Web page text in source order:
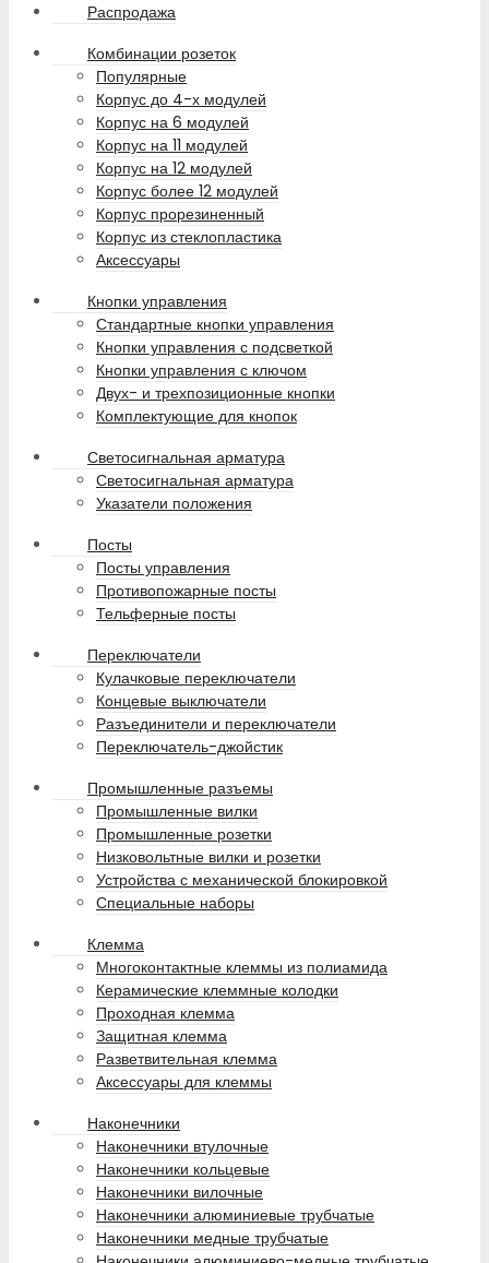
Распродажа
Комбинации розеток
Популярные
Корпус до 4-х модулей
Корпус на 6 модулей
Корпус на 11 модулей
Корпус на 12 модулей
Корпус более 12 модулей
Корпус прорезиненный
Корпус из стеклопластика
Аксессуары
Кнопки управления
Стандартные кнопки управления
Кнопки управления с подсветкой
Кнопки управления с ключом
Двух- и трехпозиционные кнопки
Комплектующие для кнопок
Светосигнальная арматура
Светосигнальная арматура
Указатели положения
Посты
Посты управления
Противопожарные посты
Тельферные посты
Переключатели
Кулачковые переключатели
Концевые выключатели
Разъединители и переключатели
Переключатель-джойстик
Промышленные разъемы
Промышленные вилки
Промышленные розетки
Низковольтные вилки и розетки
Устройства с механической блокировкой
Специальные наборы
Клемма
Многоконтактные клеммы из полиамида
Керамические клеммные колодки
Проходная клемма
Защитная клемма
Разветвительная клемма
Аксессуары для клеммы
Наконечники
Наконечники втулочные
Наконечники кольцевые
Наконечники вилочные
Наконечники алюминиевые трубчатые
Наконечники медные трубчатые